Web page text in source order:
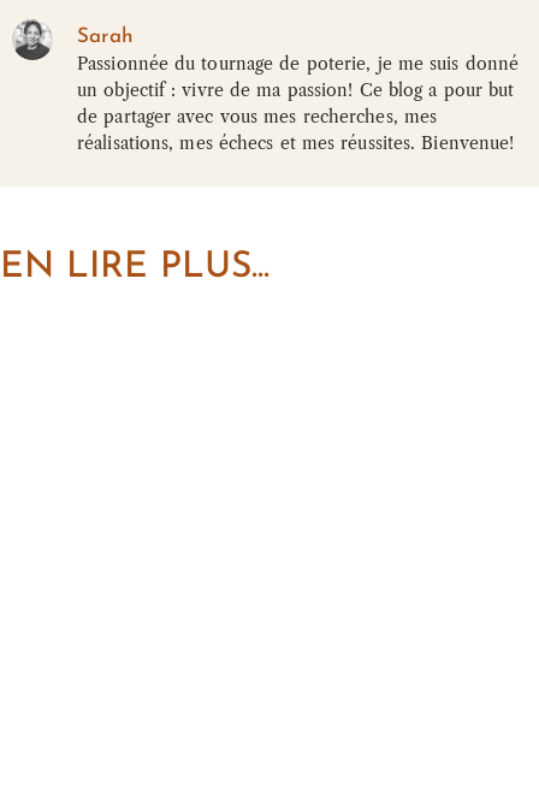
Sarah
Passionnée du tournage de poterie, je me suis donné
un objectif : vivre de ma passion! Ce blog a pour but
de partager avec vous mes recherches, mes
réalisations, mes échecs et mes réussites. Bienvenue!
EN LIRE PLUS...